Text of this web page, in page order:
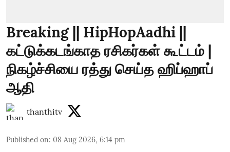
Breaking || HipHopAadhi ||
கட்டுக்கடங்காத ரசிகர்கள் கூட்டம் |
நிகழ்ச்சியை ரத்து செய்த ஹிப்ஹாப்
ஆதி
thanthitv
Published on: 08 Aug 2026, 6:14 pm